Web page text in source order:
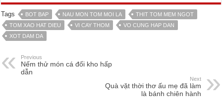
Tags BOT BAP NAU MON TOM MOI LA
THIT TOM MEM NGOT
TOM XAO HAT DIEU
VI CAY THOM
VO CUNG HAP DAN
XOT DAM DA
Previous
Nếm thử món cá đối kho hấp
dẫn
Next
Quà vặt thời thơ ấu mẹ đã làm
là bánh chiên hành